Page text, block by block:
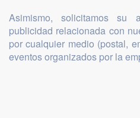
Asimismo, solicitamos su
publicidad relacionada con
por cualquier medio (postal,
eventos organizados por la